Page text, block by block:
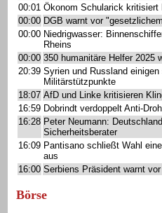
00:01 Ökonom Schularick kritisiert
00:00 DGB warnt vor
00:00 Niedrigwasser:
Rheins
00:00 350 humanitäre Helfer 2025
20:39 Syrien und Russland
Militärstützpunkte
18:07 AfD und Linke kritisieren
16:59 Dobrindt verdoppelt Anti-
16:28 Peter Neumann:
Sicherheitsberater
16:09 Pantisano schließt Wahl
aus
16:00 Serbiens Präsident warnt
Börse